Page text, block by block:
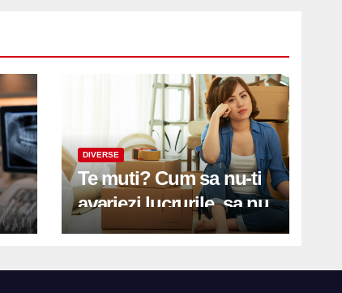
DIVERSE
Te muti? Cum sa nu-ti
avariezi lucrurile, sa nu
zgarii podeaua sau sa